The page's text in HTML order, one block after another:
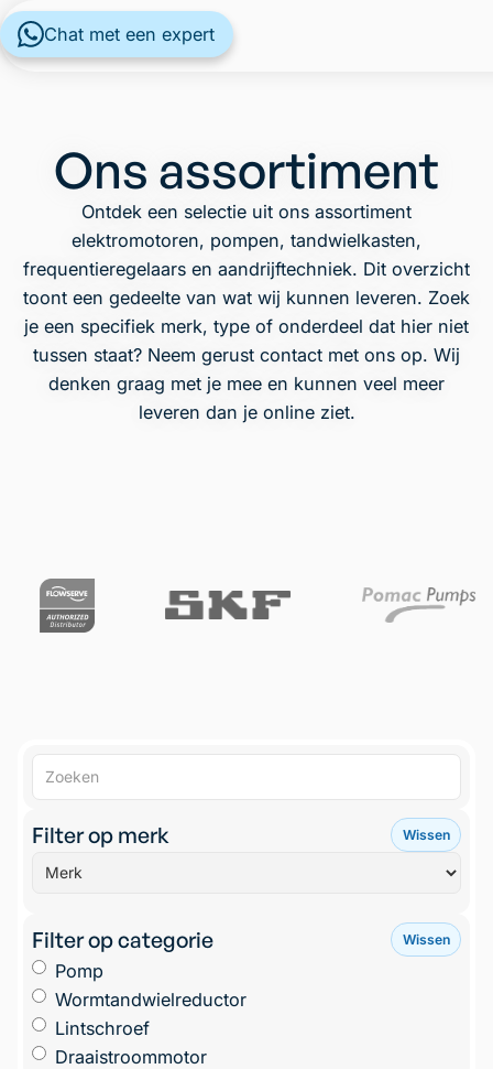
Ons assortiment
Ontdek een selectie uit ons assortiment
elektromotoren, pompen, tandwielkasten,
frequentieregelaars en aandrijftechniek. Dit overzicht
toont een gedeelte van wat wij kunnen leveren. Zoek
je een specifiek merk, type of onderdeel dat hier niet
tussen staat? Neem gerust contact met ons op. Wij
denken graag met je mee en kunnen veel meer
leveren dan je online ziet.
Filter op merk Wissen
Filter op categorie Wissen
Pomp
Wormtandwielreductor
Lintschroef
Draaistroommotor
Chat met een expert